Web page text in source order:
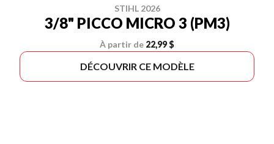
STIHL 2026
3/8" PICCO MICRO 3 (PM3)
À partir de 22,99 $
DÉCOUVRIR CE MODÈLE